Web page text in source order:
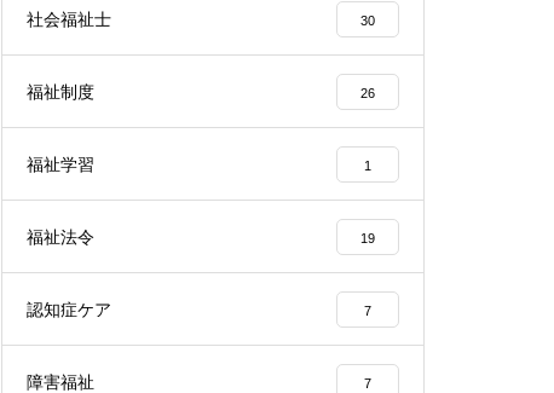
社会福祉士 30
福祉制度 26
福祉学習 1
福祉法令 19
認知症ケア 7
障害福祉 7